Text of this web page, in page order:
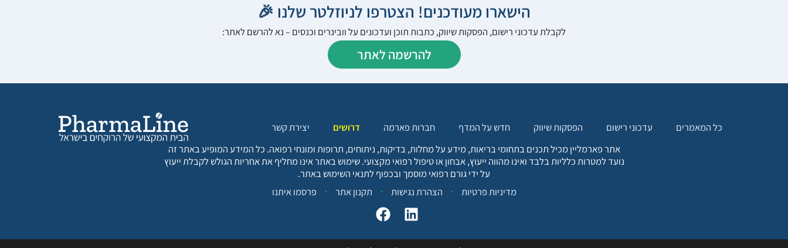
הישארו מעודכנים! הצטרפו לניוזלטר שלנו 🎉
לקבלת עדכוני רישום, הפסקות שיווק, כתבות תוכן ועדכונים על וובינרים וכנסים – נא להרשם לאתר:
להרשמה לאתר
כל המאמרים עדכוני רישום הפסקות שיווק חדש על המדף חברות פארמה דרושים
יצירת קשר
אתר פארמליין מכיל תכנים בתחומי בריאות, מידע על מחלות, בדיקות, ניתוחים, תרופות ומונחי רפואה. כל המידע המופיע באתר זה
נועד למטרות כלליות בלבד ואינו מהווה ייעוץ, אבחון או טיפול רפואי מקצועי. שימוש באתר אינו מחליף את אחריות הגולש לקבלת ייעוץ
על ידי גורם רפואי מוסמך ובכפוף לתנאי השימוש באתר.
מדיניות פרטיות
הצהרת נגישות תקנון אתר פרסמו איתנו